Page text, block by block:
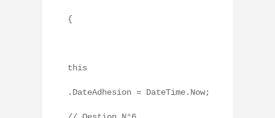
{
this
.DateAdhesion =